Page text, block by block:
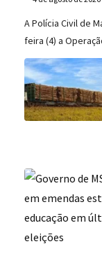
A Polícia Civil de
feira (4) a